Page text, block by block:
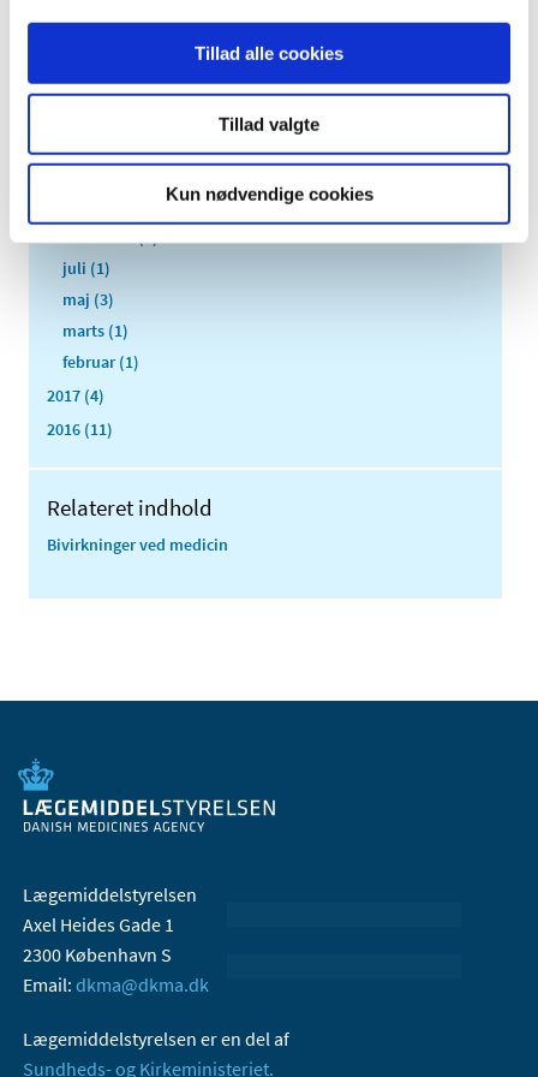
Tillad alle cookies
Tillad valgte
Kun nødvendige cookies
2019 (4)
juli (1)
maj (3)
marts (1)
februar (1)
2017 (4)
2016 (11)
Relateret indhold
Bivirkninger ved medicin
Lægemiddelstyrelsen
Axel Heides Gade 1
2300 København S
Email: dkma@dkma.dk
Lægemiddelstyrelsen er en del af
Sundheds- og Kirkeministeriet.